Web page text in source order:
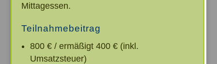
Mittagessen.
Teilnahmebeitrag
800 € / ermäßigt 400 € (inkl.
Umsatzsteuer)